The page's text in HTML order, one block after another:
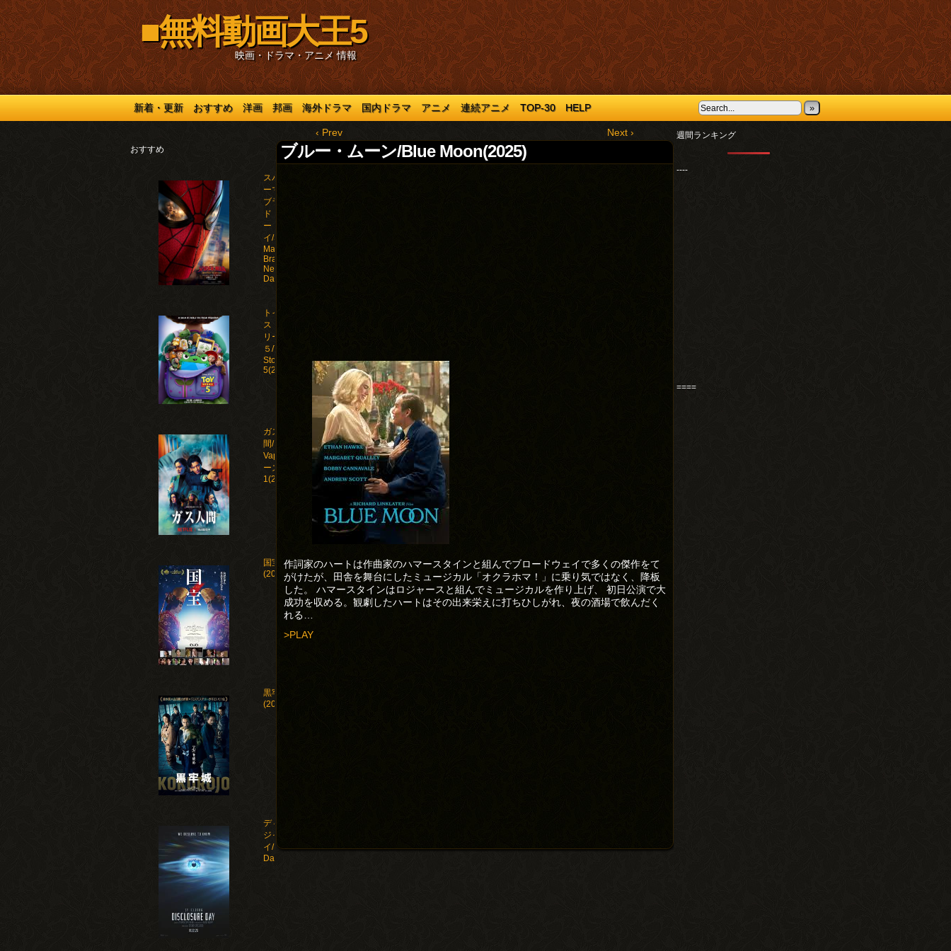
■無料動画大王5
映画・ドラマ・アニメ 情報
新着・更新 おすすめ 洋画 邦画 海外ドラマ 国内ドラマ アニメ 連続アニメ TOP-30 HELP »
おすすめ
スパイダ
ーマン：
ブラン
ド・ニュ
ー・デ
イ/Spider-
Man:
Brand
New
Day(2026)
トイ・
ストー
リー
５/Toy
Story
5(2026)
ガス人
間/Human
Vapor シ
ーズン
1(2026)
国宝
(2025)
黒牢城
(2026)
ディスクロー
ジャー・デ
イ/Disclosure
Day(2026)
‹ Prev Next ›
ブルー・ムーン/Blue Moon(2025)
作詞家のハートは作曲家のハマースタインと組んでブロードウェイで多くの傑作をて
がけたが、田舎を舞台にしたミュージカル「オクラホマ！」に乗り気ではなく、降板
した。 ハマースタインはロジャースと組んでミュージカルを作り上げ、 初日公演で大
成功を収める。観劇したハートはその出来栄えに打ちひしがれ、夜の酒場で飲んだく
れる…
>PLAY
週間ランキング
----
====